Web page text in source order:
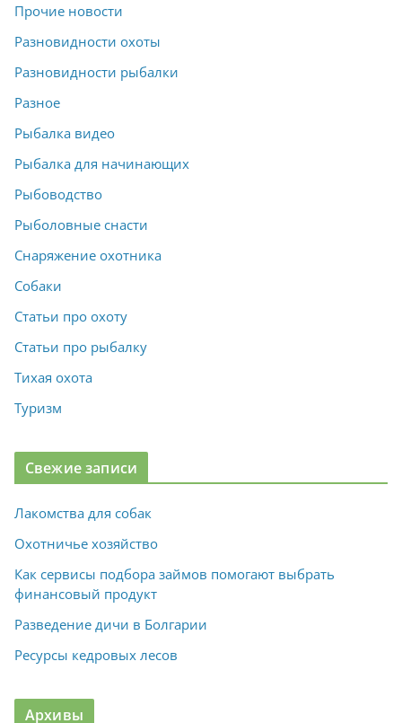
Прочие новости
Разновидности охоты
Разновидности рыбалки
Разное
Рыбалка видео
Рыбалка для начинающих
Рыбоводство
Рыболовные снасти
Снаряжение охотника
Собаки
Статьи про охоту
Статьи про рыбалку
Тихая охота
Туризм
Свежие записи
Лакомства для собак
Охотничье хозяйство
Как сервисы подбора займов помогают выбрать
финансовый продукт
Разведение дичи в Болгарии
Ресурсы кедровых лесов
Архивы